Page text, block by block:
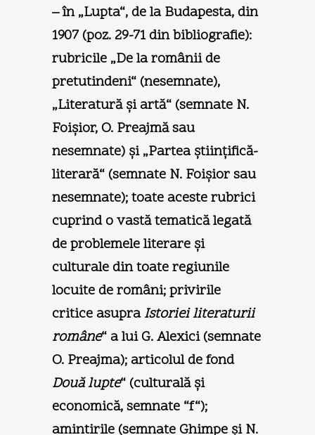
– în „Lupta“, de la Budapesta, din
1907 (poz. 29-71 din bibliografie):
rubricile „De la românii de
pretutindeni“ (nesemnate),
„Literatură şi artă“ (semnate N.
Foişior, O. Preajmă sau
nesemnate) şi „Partea ştiinţifică-
literară“ (semnate N. Foişior sau
nesemnate); toate aceste rubrici
cuprind o vastă tematică legată
de problemele literare şi
culturale din toate regiunile
locuite de români; privirile
critice asupraIstoriei literaturii
române“ a lui G. Alexici (semnate
O. Preajma); articolul de fond
Două lupte“ (culturală şi
economică, semnate “f“);
amintirile (semnate Ghimpe şi N.